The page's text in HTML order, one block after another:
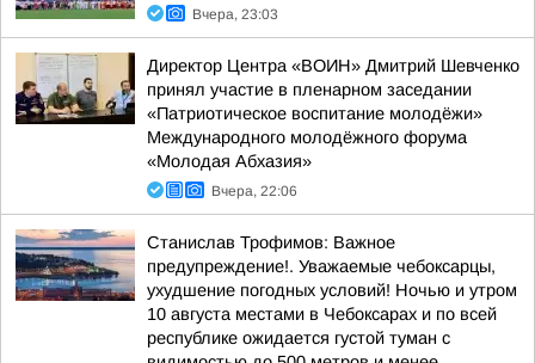
Вчера, 23:03
Директор Центра «ВОИН» Дмитрий Шевченко
принял участие в пленарном заседании
«Патриотическое воспитание молодёжи»
Международного молодёжного форума
«Молодая Абхазия»
Вчера, 22:06
Станислав Трофимов: Важное
предупреждение!. Уважаемые чебоксарцы,
ухудшение погодных условий! Ночью и утром
10 августа местами в Чебоксарах и по всей
республике ожидается густой туман с